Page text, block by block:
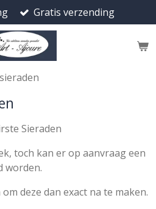
Gratis verzending
Sieraden
toch kan er op aanvraag een
worden.
deze dan exact na te maken.